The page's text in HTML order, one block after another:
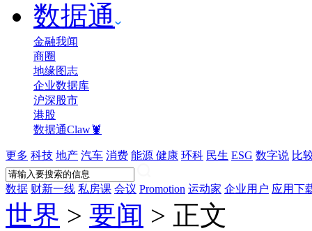
数据通
金融我闻
商圈
地缘图志
企业数据库
沪深股市
港股
数据通Claw🦞
更多 科技 地产 汽车 消费 能源 健康 环科 民生 ESG 数字说 比
数据 财新一线 私房课 会议 Promotion 运动家 企业用户 应用下
世界 > 要闻 > 正文